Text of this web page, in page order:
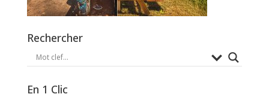
Rechercher
En 1 Clic